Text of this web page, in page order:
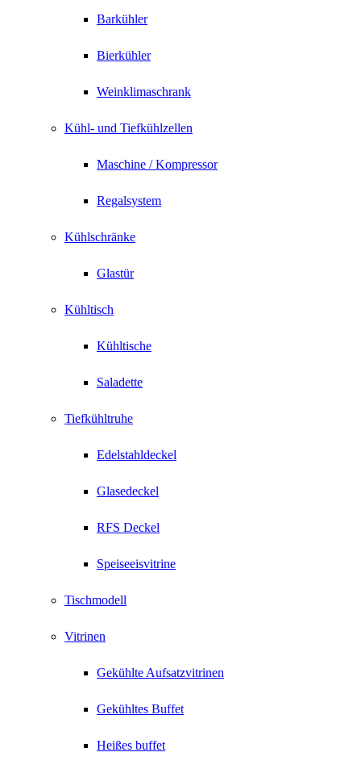
Barkühler
Bierkühler
Weinklimaschrank
Kühl- und Tiefkühlzellen
Maschine / Kompressor
Regalsystem
Kühlschränke
Glastür
Kühltisch
Kühltische
Saladette
Tiefkühltruhe
Edelstahldeckel
Glasedeckel
RFS Deckel
Speiseeisvitrine
Tischmodell
Vitrinen
Gekühlte Aufsatzvitrinen
Gekühltes Buffet
Heißes buffet